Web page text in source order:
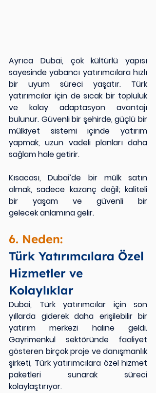
Ayrıca Dubai, çok kültürlü yapısı
sayesinde yabancı yatırımcılara hızlı
bir uyum süreci yaşatır. Türk
yatırımcılar için de sıcak bir topluluk
ve kolay adaptasyon avantajı
bulunur. Güvenli bir şehirde, güçlü bir
mülkiyet sistemi içinde yatırım
yapmak, uzun vadeli planları daha
sağlam hale getirir.
Kısacası, Dubai’de bir mülk satın
almak, sadece kazanç değil; kaliteli
bir yaşam ve güvenli bir
gelecek anlamına gelir.
6. Neden:
Türk Yatırımcılara Özel
Hizmetler ve
Kolaylıklar
Dubai, Türk yatırımcılar için son
yıllarda giderek daha erişilebilir bir
yatırım merkezi haline geldi.
Gayrimenkul sektöründe faaliyet
gösteren birçok proje ve danışmanlık
şirketi, Türk yatırımcılara özel hizmet
paketleri sunarak süreci
kolaylaştırıyor.